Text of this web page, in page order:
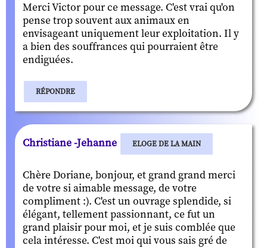
Merci Victor pour ce message. C'est vrai qu'on
pense trop souvent aux animaux en
envisageant uniquement leur exploitation. Il y
a bien des souffrances qui pourraient être
endiguées.
RÉPONDRE
Christiane -Jehanne ELOGE DE LA MAIN
Chère Doriane, bonjour, et grand grand merci
de votre si aimable message, de votre
compliment :). C'est un ouvrage splendide, si
élégant, tellement passionnant, ce fut un
grand plaisir pour moi, et je suis comblée que
cela intéresse. C'est moi qui vous sais gré de